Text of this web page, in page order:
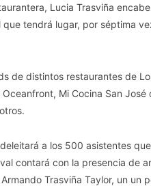
Lucia Trasviña
tendrá lugar, por séptima
de distintos restaurantes de
Mi Cocina San
a los 500 asistentes
contará con la presencia de
Trasviña Taylor, un un